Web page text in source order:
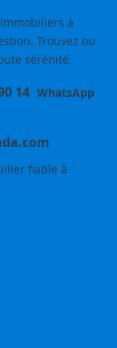
à
Trouvez ou
sérénité.
14 WhatsApp
fiable à